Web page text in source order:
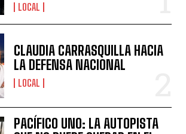
LOCAL
CLAUDIA CARRASQUILLA HACIA
LA DEFENSA NACIONAL
LOCAL
PACÍFICO UNO: LA AUTOPISTA